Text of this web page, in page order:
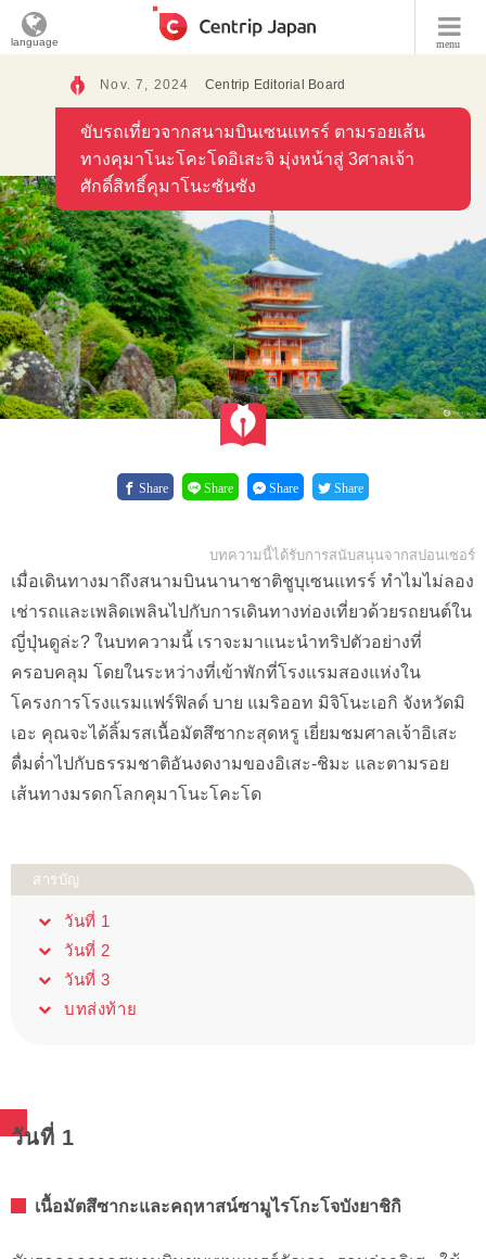
menu
language
Nov. 7, 2024 Centrip Editorial Board
ขับรถเที่ยวจากสนามบินเซนแทรร์ ตามรอยเส้น
ทางคุมาโนะโคะโดอิเสะจิ มุ่งหน้าสู่ 3ศาลเจ้า
ศักดิ์สิทธิ์คุมาโนะซันซัง
Share Share Share Share
บทความนี้ได้รับการสนับสนุนจากสปอนเซอร์
เมื่อเดินทางมาถึงสนามบินนานาชาติชูบุเซนแทรร์ ทำไมไม่ลอง
เช่ารถและเพลิดเพลินไปกับการเดินทางท่องเที่ยวด้วยรถยนต์ใน
ญี่ปุ่นดูล่ะ? ในบทความนี้ เราจะมาแนะนำทริปตัวอย่างที่
ครอบคลุม โดยในระหว่างที่เข้าพักที่โรงแรมสองแห่งใน
โครงการโรงแรมแฟร์ฟิลด์ บาย แมริออท มิจิโนะเอกิ จังหวัดมิ
เอะ คุณจะได้ลิ้มรสเนื้อมัตสึซากะสุดหรู เยี่ยมชมศาลเจ้าอิเสะ
ดื่มด่ำไปกับธรรมชาติอันงดงามของอิเสะ-ชิมะ และตามรอย
เส้นทางมรดกโลกคุมาโนะโคะโด
สารบัญ
วันที่ 1
วันที่ 2
วันที่ 3
บทส่งท้าย
วันที่ 1
เนื้อมัตสึซากะและคฤหาสน์ซามูไรโกะโจบังยาชิกิ